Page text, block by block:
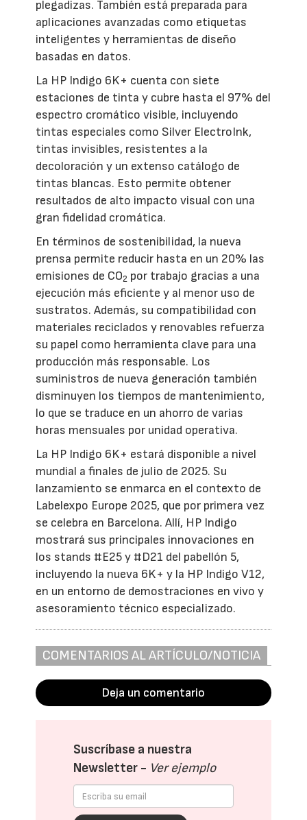
plegadizas. También está preparada para
aplicaciones avanzadas como etiquetas
inteligentes y herramientas de diseño
basadas en datos.
La HP Indigo 6K+ cuenta con siete
estaciones de tinta y cubre hasta el 97% del
espectro cromático visible, incluyendo
tintas especiales como Silver ElectroInk,
tintas invisibles, resistentes a la
decoloración y un extenso catálogo de
tintas blancas. Esto permite obtener
resultados de alto impacto visual con una
gran fidelidad cromática.
En términos de sostenibilidad, la nueva
prensa permite reducir hasta en un 20% las
emisiones de CO2 por trabajo gracias a una
ejecución más eficiente y al menor uso de
sustratos. Además, su compatibilidad con
materiales reciclados y renovables refuerza
su papel como herramienta clave para una
producción más responsable. Los
suministros de nueva generación también
disminuyen los tiempos de mantenimiento,
lo que se traduce en un ahorro de varias
horas mensuales por unidad operativa.
La HP Indigo 6K+ estará disponible a nivel
mundial a finales de julio de 2025. Su
lanzamiento se enmarca en el contexto de
Labelexpo Europe 2025, que por primera vez
se celebra en Barcelona. Allí, HP Indigo
mostrará sus principales innovaciones en
los stands #E25 y #D21 del pabellón 5,
incluyendo la nueva 6K+ y la HP Indigo V12,
en un entorno de demostraciones en vivo y
asesoramiento técnico especializado.
COMENTARIOS AL ARTÍCULO/NOTICIA
Deja un comentario
Suscríbase a nuestra
Newsletter - Ver ejemplo